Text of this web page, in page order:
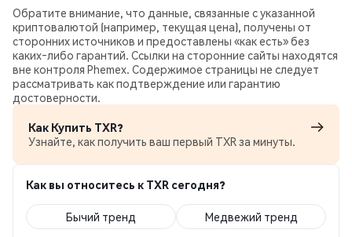
Обратите внимание, что данные, связанные с указанной
криптовалютой (например, текущая цена), получены от
сторонних источников и предоставлены «как есть» без
каких‑либо гарантий. Ссылки на сторонние сайты находятся
вне контроля Phemex. Содержимое страницы не следует
рассматривать как подтверждение или гарантию
достоверности.
Как Купить TXR?
Узнайте, как получить ваш первый TXR за минуты.
Как вы относитесь к TXR сегодня?
Бычий тренд Медвежий тренд